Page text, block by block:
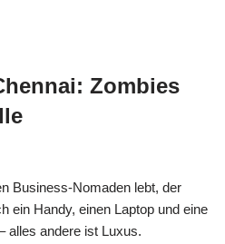
Zombies
Business-Nomaden lebt, der
ein Handy, einen Laptop und eine
alles andere ist Luxus.